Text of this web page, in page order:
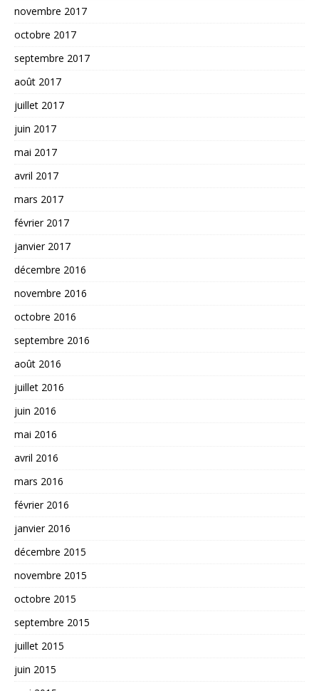
novembre 2017
octobre 2017
septembre 2017
août 2017
juillet 2017
juin 2017
mai 2017
avril 2017
mars 2017
février 2017
janvier 2017
décembre 2016
novembre 2016
octobre 2016
septembre 2016
août 2016
juillet 2016
juin 2016
mai 2016
avril 2016
mars 2016
février 2016
janvier 2016
décembre 2015
novembre 2015
octobre 2015
septembre 2015
juillet 2015
juin 2015